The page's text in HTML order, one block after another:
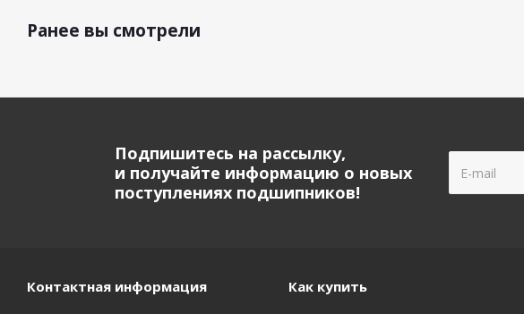
Ранее вы смотрели
Подпишитесь на рассылку,
и получайте информацию о новых
поступлениях подшипников!
Контактная информация Как купить